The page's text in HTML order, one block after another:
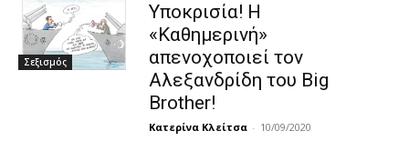
Σεξισμός
Υποκρισία! Η
«Καθημερινή»
απενοχοποιεί τον
Αλεξανδρίδη του Big
Brother!
Κατερίνα Κλείτσα - 10/09/2020